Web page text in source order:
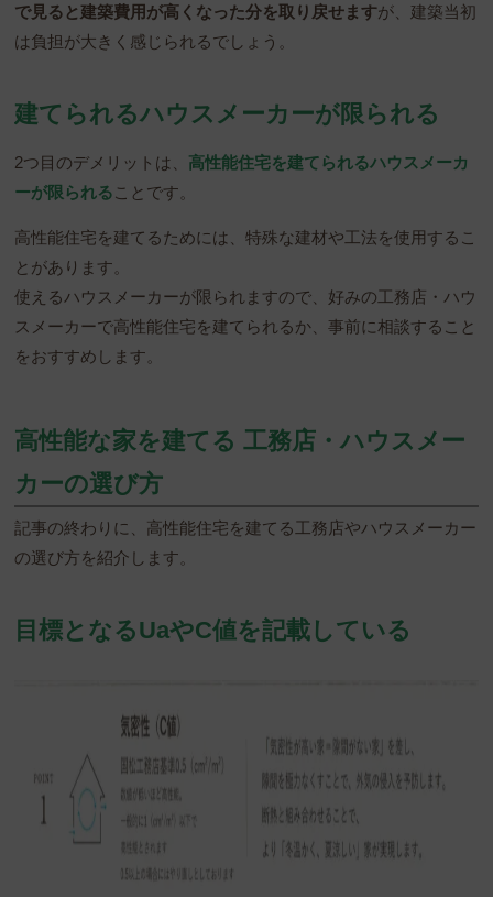
で見ると建築費用が高くなった分を取り戻せますが、建築当初
は負担が大きく感じられるでしょう。
建てられるハウスメーカーが限られる
2つ目のデメリットは、 高性能住宅を建てられるハウスメーカ
ーが限られる ことです。
高性能住宅を建てるためには、特殊な建材や工法を使用するこ
とがあります。
使えるハウスメーカーが限られますので、好みの工務店・ハウ
スメーカーで高性能住宅を建てられるか、事前に相談すること
をおすすめします。
高性能な家を建てる 工務店・ハウスメー
カーの選び方
記事の終わりに、高性能住宅を建てる工務店やハウスメーカー
の選び方を紹介します。
目標となるUaやC値を記載している